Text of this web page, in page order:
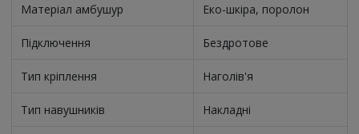
Матеріал амбушур Еко-шкіра, поролон
Підключення Бездротове
Тип кріплення Наголів'я
Тип навушників Накладні